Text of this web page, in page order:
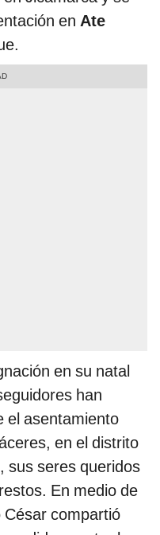
en Ate
en su natal
han
el asentamiento
en el distrito
, sus seres queridos
En medio de
compartió